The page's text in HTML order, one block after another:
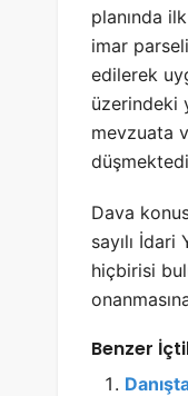
planında
imar
edilerek
üzerindeki
mevzuata
Dava
sayılı
hiçbirisi
Benzer